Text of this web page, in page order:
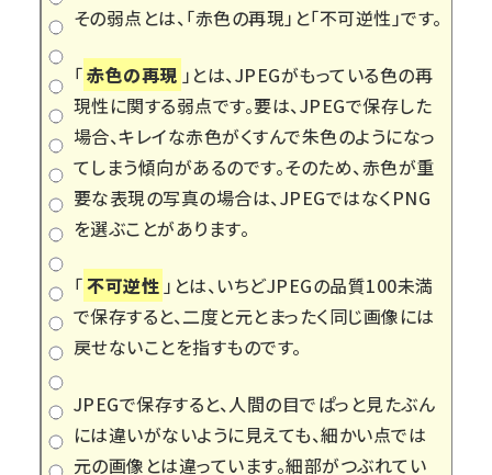
その弱点とは、「赤色の再現」と「不可逆性」です。
「赤色の再現 」とは、JPEGがもっている色の再
現性に関する弱点です。要は、JPEGで保存した
場合、キレイな赤色がくすんで朱色のようになっ
てしまう傾向があるのです。そのため、赤色が重
要な表現の写真の場合は、JPEGではなくPNG
を選ぶことがあります。
「不可逆性」とは、いちどJPEGの品質100未満
で保存すると、二度と元とまったく同じ画像には
戻せないことを指すものです。
JPEGで保存すると、人間の目でぱっと見たぶん
には違いがないように見えても、細かい点では
元の画像とは違っています。細部がつぶれてい